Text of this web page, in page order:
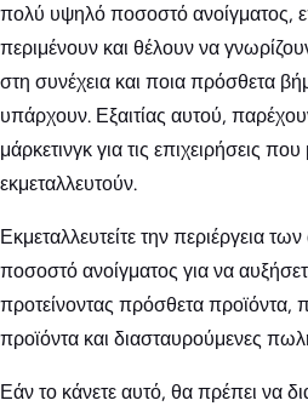
πολύ υψηλό ποσοστό ανοίγματος,
περιμένουν και θέλουν να
στη συνέχεια και ποια πρόσθετα
υπάρχουν. Εξαιτίας αυτού,
μάρκετινγκ για τις επιχειρήσεις
εκμεταλλευτούν.
Εκμεταλλευτείτε την περιέργεια
ποσοστό ανοίγματος για να
προτείνοντας πρόσθετα προϊόντα,
προϊόντα και διασταυρούμενες
Εάν το κάνετε αυτό, θα πρέπει να